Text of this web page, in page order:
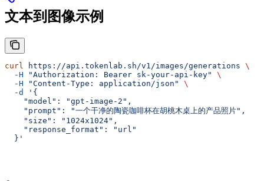
文本到图像示例
curl https://api.tokenlab.sh/v1/images/generations \
  -H
"Authorization: Bearer sk-your-api-key"
\
  -H
"Content-Type: application/json"
\
  -d
'{
    "model": "gpt-image-2",
    "prompt": "一个干净的陶瓷咖啡杯在胡桃木桌上的产品照片",
    "size": "1024x1024",
    "response_format": "url"
  }'